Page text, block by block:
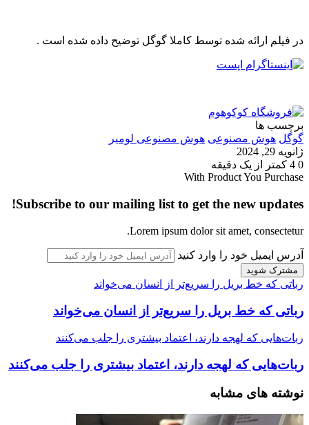
در فیلم ارائه شده توسط کاملا گوگل توضیح داده شده است .
برچسب ها
گوگل هوش مصنوعی هوش مصنوعی لومیر
ژانویه 29, 2024
0
کمتر از یک دقیقه
With Product You Purchase
Subscribe to our mailing list to get the new updates!
Lorem ipsum dolor sit amet, consectetur.
آدرس ایمیل خود را وارد کنید
رباتی که خط بریل را سریع‌تر از انسان می‌خواند
رباتی که خط بریل را سریع‌تر از انسان می‌خواند
ربات‌هایی که لهجه دارند، اعتماد بیشتری را جلب می‌کنند
ربات‌هایی که لهجه دارند، اعتماد بیشتری را جلب می‌کنند
نوشته های مشابه